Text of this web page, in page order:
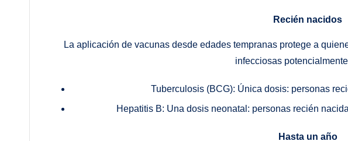
Recién nacidos
La aplicación de vacunas desde edades tempranas protege a
infecciosas
Tuberculosis (BCG): Única dosis: personas
Hepatitis B: Una dosis neonatal: personas recién
Hasta un año